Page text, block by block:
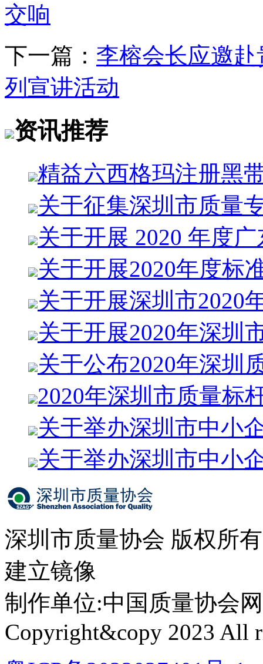
交响
下一篇： 李榕会长应邀
列宣讲活动
资讯推荐
精益六西格玛注册黑
关于征集深圳市质量
关于开展 2020 年度
关于开展2020年度标
关于开展深圳市2020
关于开展2020年深圳
关于公布2020年深圳
2020年深圳市质量标
关于举办深圳市中小
关于举办深圳市中小
深圳市质量协会 版权所
建立镜像
制作单位:中国质量协会
Copyright&copy 2023 All